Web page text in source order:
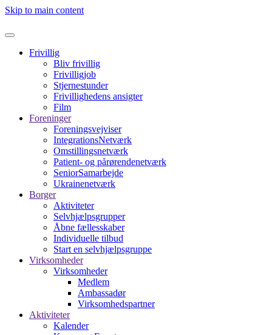
Skip to main content
Frivillig
Bliv frivillig
Frivilligjob
Stjernestunder
Frivillighedens ansigter
Film
Foreninger
Foreningsvejviser
IntegrationsNetværk
Omstillingsnetværk
Patient- og pårørendenetværk
SeniorSamarbejde
Ukrainenetværk
Borger
Aktiviteter
Selvhjælpsgrupper
Åbne fællesskaber
Individuelle tilbud
Start en selvhjælpsgruppe
Virksomheder
Virksomheder
Medlem
Ambassadør
Virksomhedspartner
Aktiviteter
Kalender